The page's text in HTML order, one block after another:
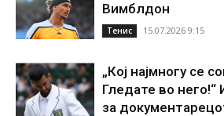
Вимблдон
Тенис 15.07.2026 9:15
„Кој најмногу се
Гледате во него!“
за